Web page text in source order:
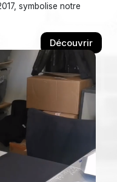
symbolise notre
Découvrir